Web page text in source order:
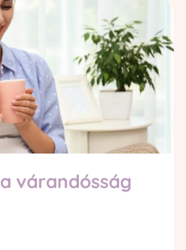
várandósság